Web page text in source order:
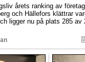
årets ranking av
och Hällefors klättrar
ligger nu på plats 285 av